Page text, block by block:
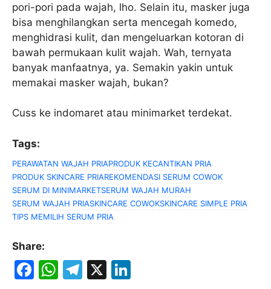
pori-pori pada wajah, lho. Selain itu, masker juga
bisa menghilangkan serta mencegah komedo,
menghidrasi kulit, dan mengeluarkan kotoran di
bawah permukaan kulit wajah. Wah, ternyata
banyak manfaatnya, ya. Semakin yakin untuk
memakai masker wajah, bukan?
Cuss ke indomaret atau minimarket terdekat.
Tags:
PERAWATAN WAJAH PRIAPRODUK KECANTIKAN PRIA
PRODUK SKINCARE PRIAREKOMENDASI SERUM COWOK
SERUM DI MINIMARKETSERUM WAJAH MURAH
SERUM WAJAH PRIASKINCARE COWOKSKINCARE SIMPLE PRIA
TIPS MEMILIH SERUM PRIA
Share:
F
W T
X